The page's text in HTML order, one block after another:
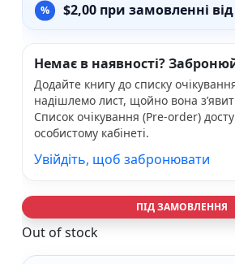
$2,00 при замовленні від
Немає в наявності?
Додайте книгу до списку
надішлемо лист, щойно вона
Список очікування (Pre-order)
особистому кабінеті.
Увійдіть, щоб забронювати
ПІД ЗАМОВЛЕННЯ
Out of stock